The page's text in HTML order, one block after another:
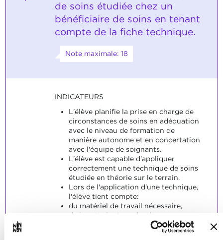
de soins étudiée chez un
bénéficiaire de soins en tenant
compte de la fiche technique.
Note maximale: 18
INDICATEURS
L'élève planifie la prise en charge de
circonstances de soins en adéquation
avec le niveau de formation de
manière autonome et en concertation
avec l'équipe de soignants.
L'élève est capable d'appliquer
correctement une technique de soins
étudiée en théorie sur le terrain.
Lors de l'application d'une technique,
l'élève tient compte:
du matériel de travail nécessaire,
de la suite logique des étapes,